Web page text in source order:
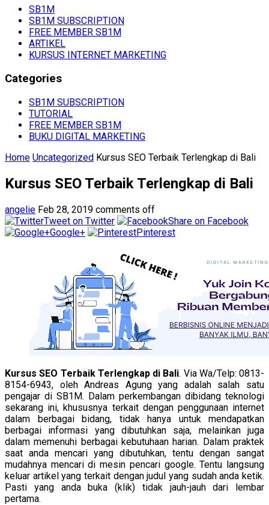
SB1M
SB1M SUBSCRIPTION
FREE MEMBER SB1M
ARTIKEL
KURSUS INTERNET MARKETING
Categories
SB1M SUBSCRIPTION
TUTORIAL
FREE MEMBER SB1M
BUKU DIGITAL MARKETING
Home Uncategorized Kursus SEO Terbaik Terlengkap di Bali
Kursus SEO Terbaik Terlengkap di Bali
angelie Feb 28, 2019 comments off
Tweet on Twitter
Share on Facebook
Google+
Pinterest
Kursus SEO Terbaik Terlengkap di Bali. Via Wa/Telp: 0813-
8154-6943, oleh Andreas Agung yang adalah salah satu
pengajar di SB1M. Dalam perkembangan dibidang teknologi
sekarang ini, khususnya terkait dengan penggunaan internet
dalam berbagai bidang, tidak hanya untuk mendapatkan
berbagai informasi yang dibutuhkan saja, melainkan juga
dalam memenuhi berbagai kebutuhaan harian. Dalam praktek
saat anda mencari yang dibutuhkan, tentu dengan sangat
mudahnya mencari di mesin pencari google. Tentu langsung
keluar artikel yang terkait dengan judul yang sudah anda ketik.
Pasti yang anda buka (klik) tidak jauh-jauh dari lembar
pertama.